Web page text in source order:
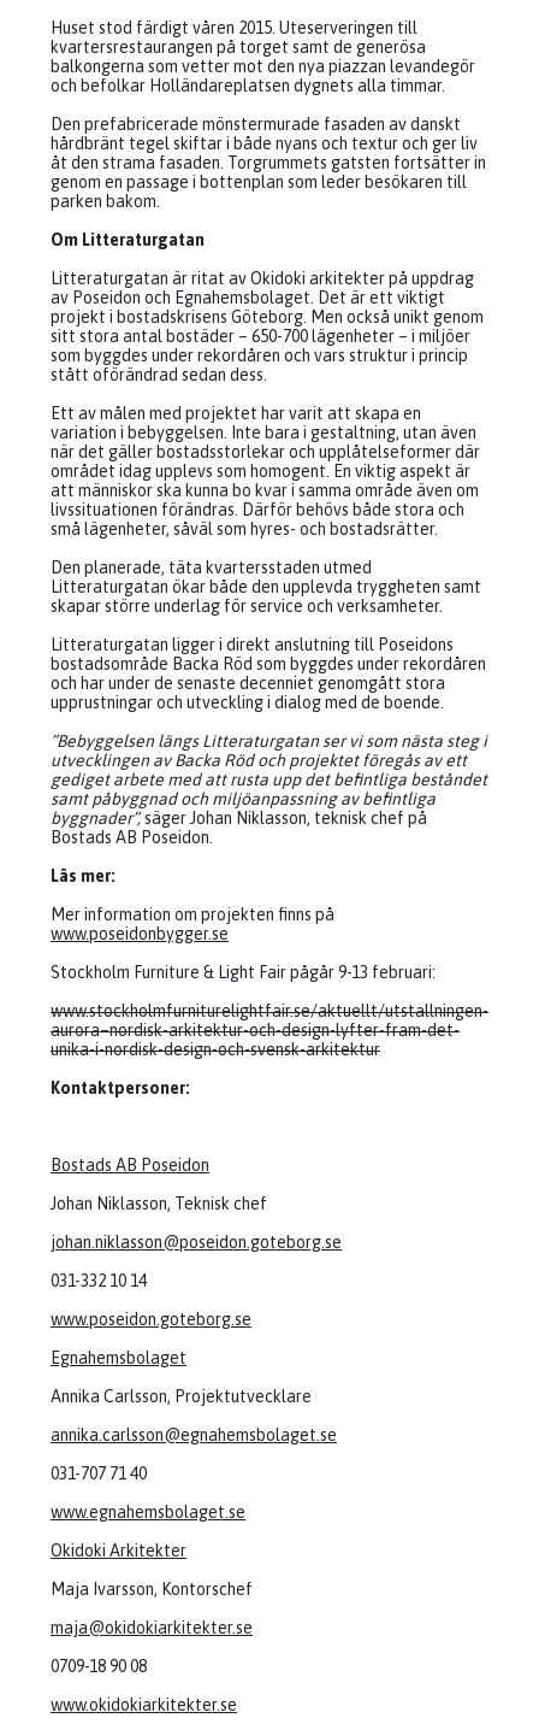
Huset stod färdigt våren 2015. Uteserveringen till
kvartersrestaurangen på torget samt de generösa
balkongerna som vetter mot den nya piazzan levandegör
och befolkar Holländareplatsen dygnets alla timmar.
Den prefabricerade mönstermurade fasaden av danskt
hårdbränt tegel skiftar i både nyans och textur och ger liv
åt den strama fasaden. Torgrummets gatsten fortsätter in
genom en passage i bottenplan som leder besökaren till
parken bakom.
Om Litteraturgatan
Litteraturgatan är ritat av Okidoki arkitekter på uppdrag
av Poseidon och Egnahemsbolaget. Det är ett viktigt
projekt i bostadskrisens Göteborg. Men också unikt genom
sitt stora antal bostäder – 650-700 lägenheter – i miljöer
som byggdes under rekordåren och vars struktur i princip
stått oförändrad sedan dess.
Ett av målen med projektet har varit att skapa en
variation i bebyggelsen. Inte bara i gestaltning, utan även
när det gäller bostadsstorlekar och upplåtelseformer där
området idag upplevs som homogent. En viktig aspekt är
att människor ska kunna bo kvar i samma område även om
livssituationen förändras. Därför behövs både stora och
små lägenheter, såväl som hyres- och bostadsrätter.
Den planerade, täta kvartersstaden utmed
Litteraturgatan ökar både den upplevda tryggheten samt
skapar större underlag för service och verksamheter.
Litteraturgatan ligger i direkt anslutning till Poseidons
bostadsområde Backa Röd som byggdes under rekordåren
och har under de senaste decenniet genomgått stora
upprustningar och utveckling i dialog med de boende.
”Bebyggelsen längs Litteraturgatan ser vi som nästa steg i
utvecklingen av Backa Röd och projektet föregås av ett
gediget arbete med att rusta upp det befintliga beståndet
samt påbyggnad och miljöanpassning av befintliga
byggnader”,säger Johan Niklasson, teknisk chef på
Bostads AB Poseidon.
Läs mer:
Mer information om projekten finns på
www.poseidonbygger.se
Stockholm Furniture & Light Fair pågår 9-13 februari:
www.stockholmfurniturelightfair.se/aktuellt/utstallningen-
aurora–nordisk-arkitektur-och-design-lyfter-fram-det-
unika-i-nordisk-design-och-svensk-arkitektur
Kontaktpersoner:
Bostads AB Poseidon
Johan Niklasson, Teknisk chef
johan.niklasson@poseidon.goteborg.se
031-332 10 14
www.poseidon.goteborg.se
Egnahemsbolaget
Annika Carlsson, Projektutvecklare
annika.carlsson@egnahemsbolaget.se
031-707 71 40
www.egnahemsbolaget.se
Okidoki Arkitekter
Maja Ivarsson, Kontorschef
maja@okidokiarkitekter.se
0709-18 90 08
www.okidokiarkitekter.se